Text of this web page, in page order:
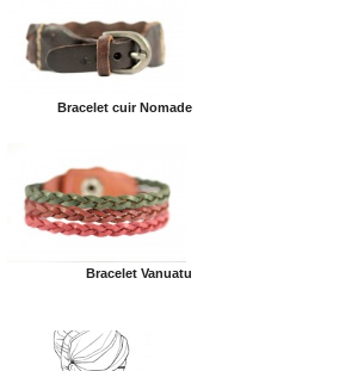
Bracelet cuir Nomade
Bracelet Vanuatu